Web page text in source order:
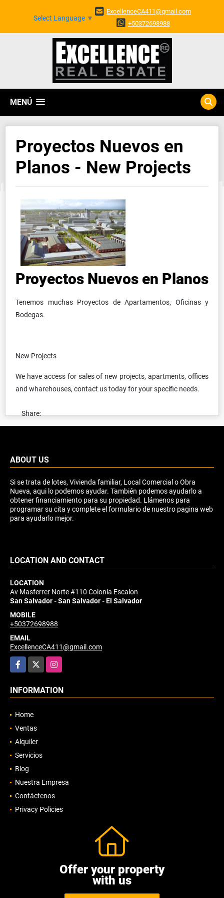
Select Language ▼
ExcellenceCA411@gmail.com
+50372698988
MENÚ
Proyectos Nuevos en
Planos - New Projects
Proyectos Nuevos en Planos
Tenemos muchas Proyectos de Apartamentos, Oficinas y
Bodegas.
New Projects
We have access for sales of new projects, apartments, offices
and wharehouses, contact us today for your specific needs.
Share:
ABOUT US
Si se trata de lotes, Vivienda familiar, Local Comercial o Obra
Nueva, aqui lo podemos ayudar. También podemos ayudarlo a
obtener financiamiento para su propiedad. Llámenos para
programar su cita y complete el formulario de nuestro pagina web
para ayudarlo mejor.
LOCATION AND CONTACT
LOCATION
Av Masferrer Norte #110 Colonia Escalon
San Salvador - San Salvador - El Salvador
MOBILE
+50372698988
EMAIL
ExcellenceCA411@gmail.com
Facebook
Instagram
INFORMATION
Home
Ventas
Alquiler
Servicios
Blog
Nuestra Empresa
Contáctenos
Privacy Policies
Offer your property
with us